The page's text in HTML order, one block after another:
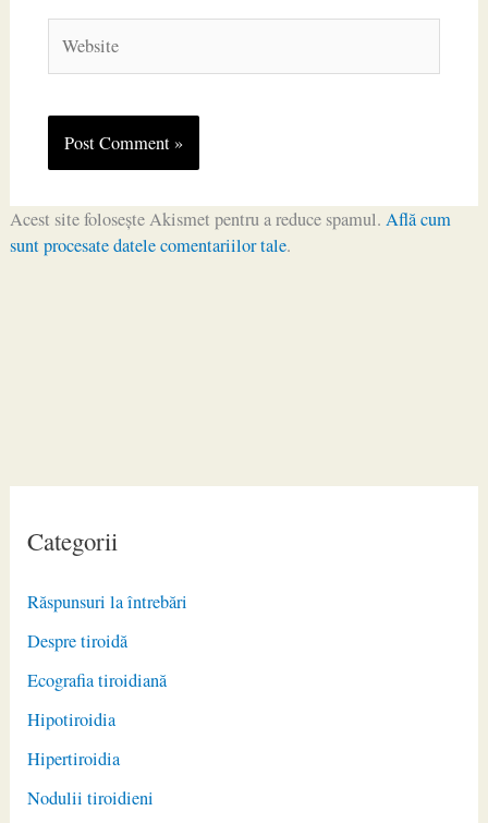
Categorii
Răspunsuri la întrebări
Despre tiroidă
Ecografia tiroidiană
Hipotiroidia
Hipertiroidia
Nodulii tiroidieni
Acest site folosește Akismet pentru a reduce spamul. Află cum
sunt procesate datele comentariilor tale.